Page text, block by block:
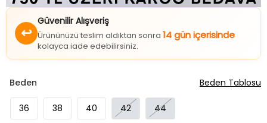
↩
Güvenilir Alışveriş
Ürününüzü teslim aldıktan sonra 14 gün içerisinde
kolayca iade edebilirsiniz.
Beden
36 38 40 42 44
Beden Tablosu